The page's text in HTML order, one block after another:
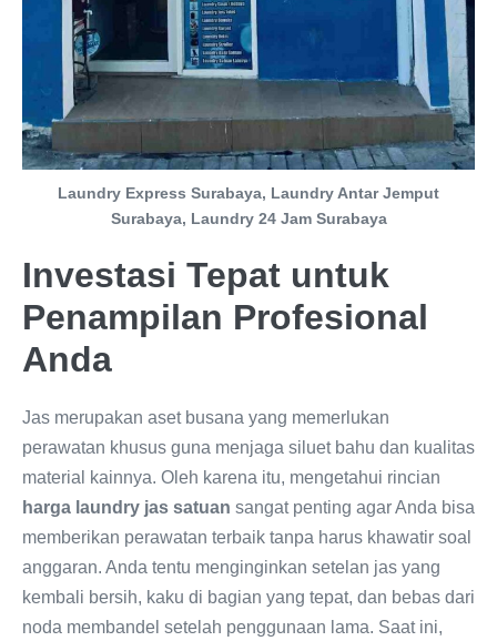
Laundry Express Surabaya, Laundry Antar Jemput
Surabaya, Laundry 24 Jam Surabaya
Investasi Tepat untuk
Penampilan Profesional
Anda
Jas merupakan aset busana yang memerlukan
perawatan khusus guna menjaga siluet bahu dan kualitas
material kainnya. Oleh karena itu, mengetahui rincian
harga laundry jas satuan sangat penting agar Anda bisa
memberikan perawatan terbaik tanpa harus khawatir soal
anggaran. Anda tentu menginginkan setelan jas yang
kembali bersih, kaku di bagian yang tepat, dan bebas dari
noda membandel setelah penggunaan lama. Saat ini,